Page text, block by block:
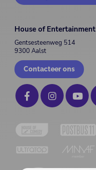
House of Entertainment
Gentsesteenweg 514
9300 Aalst
Contacteer ons